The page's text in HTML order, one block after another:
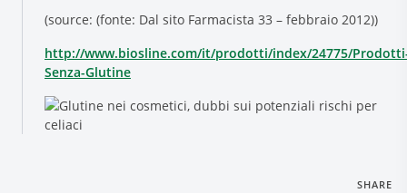
(source: (fonte: Dal sito Farmacista 33 – febbraio 2012))
http://www.biosline.com/it/prodotti/index/24775/
Senza-Glutine
SHARE